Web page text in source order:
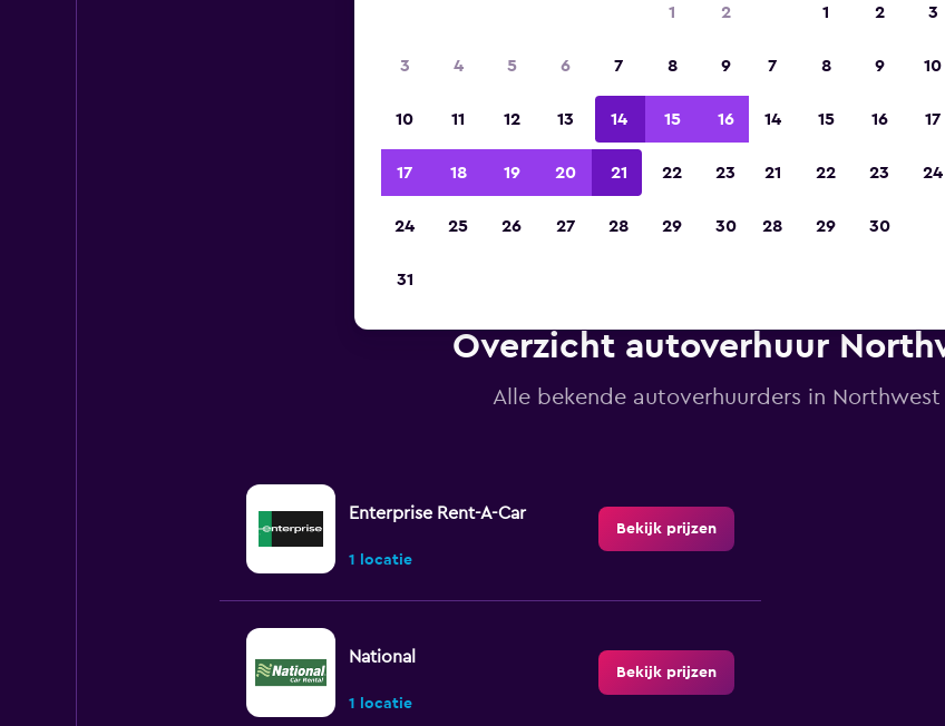
app 2023
Overzicht autoverhuur
Alle bekende autoverhuurders in Northwest
Enterprise Rent-A-Car
1 locatie
Bekijk prijzen
National
1 locatie
Bekijk prijzen
1 2
3 4 5 6 7 8 9
10 11 12 13 14 15 16
17 18 19 20 21 22 23
24 25 26 27 28 29 30
31
1 2 3
7 8 9 10
14 15 16 17
21 22 23 24
28 29 30